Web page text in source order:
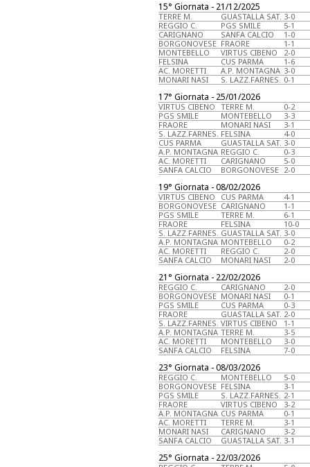
15° Giornata - 21/12/2025
TERRE M. GUASTALLA SAT. 3-0
REGGIO C.
PGS SMILE
5-1
CARIGNANO
SANFA CALCIO
1-0
BORGONOVESE FRAORE
1-1
MONTEBELLO
VIRTUS CIBENO
2-0
FELSINA
CUS PARMA
1-6
AC. MORETTI
A.P. MONTAGNA 3-0
MONARI NASI
S. LAZZ.FARNES. 0-1
17° Giornata - 25/01/2026
VIRTUS CIBENO TERRE M.
0-2
PGS SMILE
MONTEBELLO
3-3
FRAORE
MONARI NASI
3-1
S. LAZZ.FARNES. FELSINA
4-0
CUS PARMA
GUASTALLA SAT. 3-0
A.P. MONTAGNA REGGIO C.
0-3
AC. MORETTI
CARIGNANO
5-0
SANFA CALCIO
BORGONOVESE 2-0
19° Giornata - 08/02/2026
VIRTUS CIBENO CUS PARMA
4-1
BORGONOVESE CARIGNANO
1-1
PGS SMILE
TERRE M.
6-1
FRAORE
FELSINA
10-0
S. LAZZ.FARNES. GUASTALLA SAT. 3-0
A.P. MONTAGNA MONTEBELLO
0-2
AC. MORETTI
REGGIO C.
2-0
SANFA CALCIO
MONARI NASI 2-0
21° Giornata - 22/02/2026
REGGIO C. CARIGNANO
2-0
BORGONOVESE MONARI NASI
0-1
PGS SMILE
CUS PARMA
0-3
FRAORE
GUASTALLA SAT. 2-0
S. LAZZ.FARNES. VIRTUS CIBENO
1-1
A.P. MONTAGNA TERRE M.
3-5
AC. MORETTI
MONTEBELLO
3-0
SANFA CALCIO
FELSINA 7-0
23° Giornata - 08/03/2026
REGGIO C. MONTEBELLO
5-0
BORGONOVESE FELSINA
3-1
PGS SMILE
S. LAZZ.FARNES. 2-1
FRAORE
VIRTUS CIBENO
3-2
A.P. MONTAGNA CUS PARMA
0-1
AC. MORETTI
TERRE M.
3-1
MONARI NASI
CARIGNANO
3-2
SANFA CALCIO
GUASTALLA SAT. 3-1
25° Giornata - 22/03/2026